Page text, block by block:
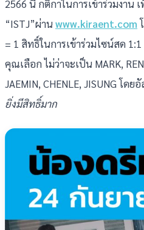
2566 นี้ กติกาในการเข้าร่วมงาน
“ISTJ”ผ่าน www.kiraent.com
= 1 สิทธิ์ในการเข้าร่วมไซน์สด
คุณเลือก ไม่ว่าจะเป็น MARK,
JAEMIN, CHENLE, JISUNG โด
ยิ่งมีสิทธิ์มาก